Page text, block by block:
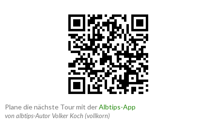
Plane die nächste Tour mit derAlbtips-App
von albtips-Autor Volker Koch (vollkorn)